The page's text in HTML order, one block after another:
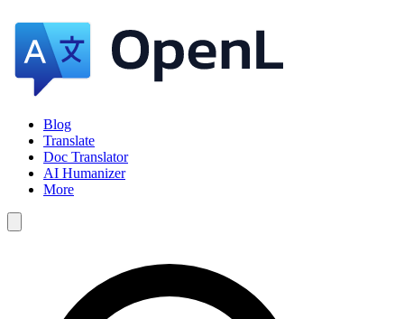
Blog
Translate
Doc Translator
AI Humanizer
More